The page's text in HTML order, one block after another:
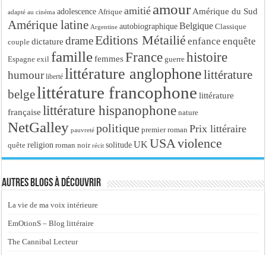
adapté au cinéma adolescence Afrique amitié amour Amérique du Sud
Amérique latine Argentine autobiographique Belgique Classique
couple dictature drameEditions Métailié enfance enquête
Espagne exil famille femmes France guerre histoire
humour liberté littérature anglophonelittérature
belgelittérature francophone littérature
française littérature hispanophone nature
NetGalley pauvreté politique premier roman Prix littéraire
quête religion roman noir récit solitude UK USAviolence
Autres blogs à découvrir
La vie de ma voix intérieure
EmOtionS – Blog littéraire
The Cannibal Lecteur